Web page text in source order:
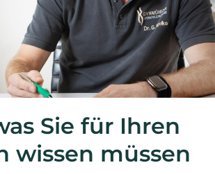
Sie für Ihren
wissen müssen
der Sprechstunde
und zu Hause
und Downloads